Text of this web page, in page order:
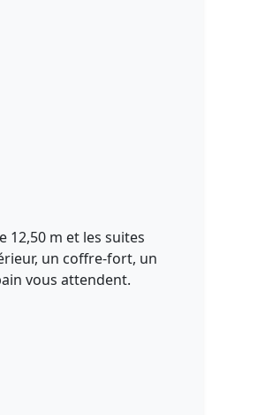
12,50 m et les suites
un coffre-fort, un
vous attendent.